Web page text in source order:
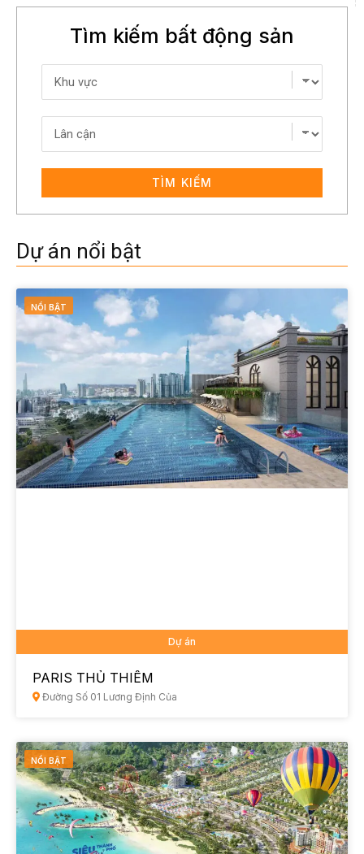
Tìm kiếm bất động sản
TÌM KIẾM
Dự án nổi bật
NỔI BẬT
Dự án
PARIS THỦ THIÊM
Đường Số 01 Lương Định Của
NỔI BẬT